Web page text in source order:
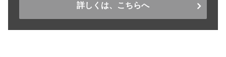
詳しくは、こちらへ